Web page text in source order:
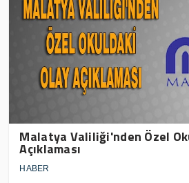
Malatya Valiliği'nden Özel
Açıklaması
HABER